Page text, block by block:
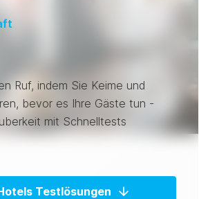
Ruf, indem Sie Keime und
bevor es Ihre Gäste tun -
mit Schnelltests
Testlösungen